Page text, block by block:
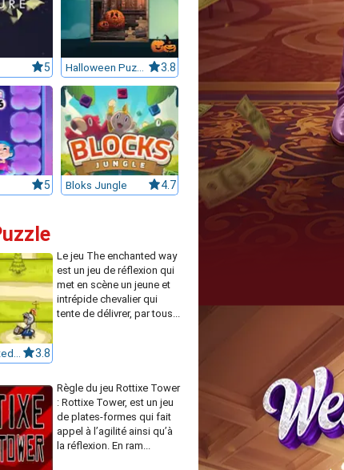
5 Halloween Puzzle 3.8
5 Bloks Jungle 4.7
3.8
Le jeu The enchanted way
est un jeu de réflexion qui
met en scène un jeune et
intrépide chevalier qui
tente de délivrer, par tous...
Règle du jeu Rottixe Tower
: Rottixe Tower, est un jeu
de plates-formes qui fait
appel à l’agilité ainsi qu’à
la réflexion. En ram...